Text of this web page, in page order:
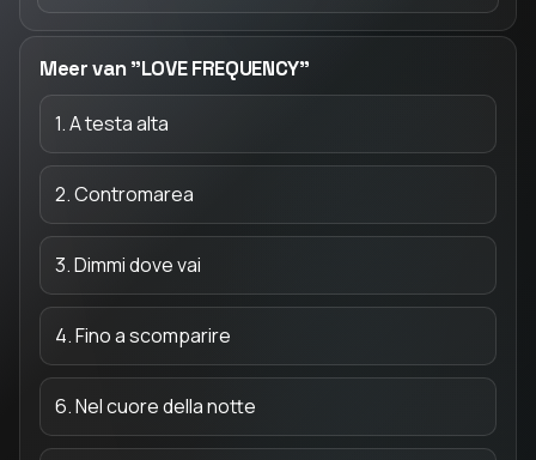
Meer van "LOVE FREQUENCY"
1. A testa alta
2. Contromarea
3. Dimmi dove vai
4. Fino a scomparire
6. Nel cuore della notte